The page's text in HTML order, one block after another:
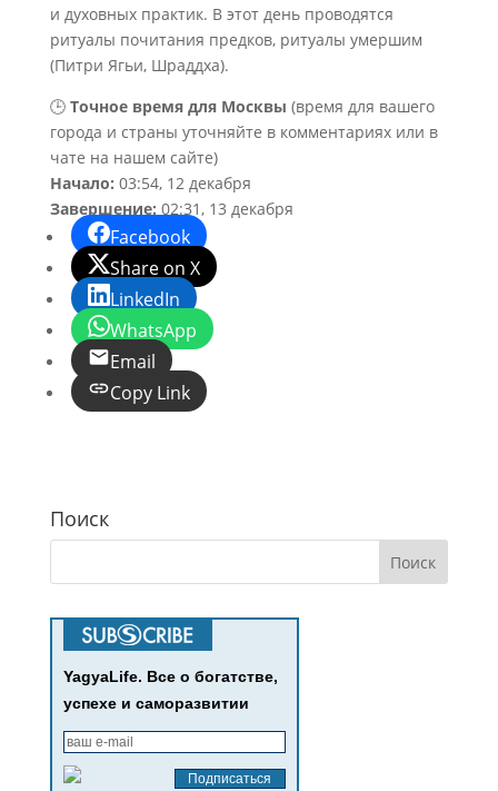
и духовных практик. В этот день проводятся
ритуалы почитания предков, ритуалы умершим
(Питри Ягьи, Шраддха).
🕒Точное время для Москвы (время для вашего
города и страны уточняйте в комментариях или в
чате на нашем сайте)
Начало: 03:54, 12 декабря
Завершение: 02:31, 13 декабря
Facebook
Share on X
LinkedIn
WhatsApp
Email
Copy Link
Поиск
YagyaLife. Все о богатстве,
успехе и саморазвитии